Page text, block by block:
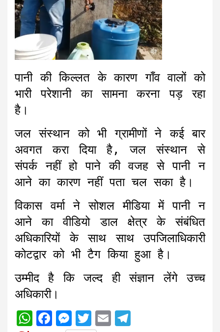
पानी की किल्लत के कारण गाँव वालों को
भारी परेशानी का सामना करना पड़ रहा
है।
जल संस्थान को भी ग्रामीणों ने कई बार
अवगत करा दिया है, जल संस्थान से
संपर्क नहीं हो पाने की वजह से पानी न
आने का कारण नहीं पता चल सका है।
विकास वर्मा ने सोशल मीडिया में पानी न
आने का वीडियो डाल क्षेत्र के संबंधित
अधिकारियों के साथ साथ उपजिलाधिकारी
कोटद्वार को भी टैग किया हुआ है।
उम्मीद है कि जल्द ही संज्ञान लेंगे उच्च
अधिकारी।
W
F
M
T
E